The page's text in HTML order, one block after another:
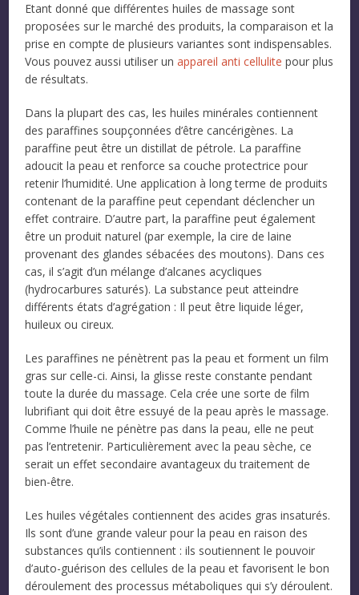
Etant donné que différentes huiles de massage sont
proposées sur le marché des produits, la comparaison et la
prise en compte de plusieurs variantes sont indispensables.
Vous pouvez aussi utiliser unappareil anti cellulite pour plus
de résultats.
Dans la plupart des cas, les huiles minérales contiennent
des paraffines soupçonnées d’être cancérigènes. La
paraffine peut être un distillat de pétrole. La paraffine
adoucit la peau et renforce sa couche protectrice pour
retenir l’humidité. Une application à long terme de produits
contenant de la paraffine peut cependant déclencher un
effet contraire. D’autre part, la paraffine peut également
être un produit naturel (par exemple, la cire de laine
provenant des glandes sébacées des moutons). Dans ces
cas, il s’agit d’un mélange d’alcanes acycliques
(hydrocarbures saturés). La substance peut atteindre
différents états d’agrégation : Il peut être liquide léger,
huileux ou cireux.
Les paraffines ne pénètrent pas la peau et forment un film
gras sur celle-ci. Ainsi, la glisse reste constante pendant
toute la durée du massage. Cela crée une sorte de film
lubrifiant qui doit être essuyé de la peau après le massage.
Comme l’huile ne pénètre pas dans la peau, elle ne peut
pas l’entretenir. Particulièrement avec la peau sèche, ce
serait un effet secondaire avantageux du traitement de
bien-être.
Les huiles végétales contiennent des acides gras insaturés.
Ils sont d’une grande valeur pour la peau en raison des
substances qu’ils contiennent : ils soutiennent le pouvoir
d’auto-guérison des cellules de la peau et favorisent le bon
déroulement des processus métaboliques qui s’y déroulent.